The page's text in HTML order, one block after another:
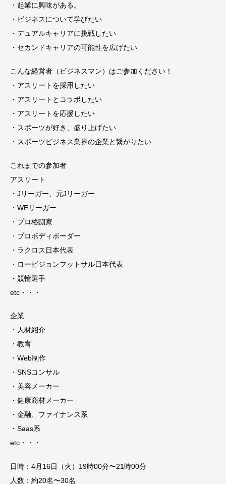
・起業に興味がある。
・ビジネスについて学びたい
・デュアルキャリアに挑戦したい
・セカンドキャリアの可能性を広げたい
こんな経営者（ビジネスマン）はご参加ください！
・アスリートを採用したい
・アスリートとコラボしたい
・アスリートを応援したい
・スポーツが好き、盛り上げたい
・スポーツビジネス業界の企業と繋がりたい
これまでの参加者
アスリート
・Jリーガー、元Jリーガー
・WEリーガー
・プロ格闘家
・プロボディボーダー
・ラクロス日本代表
・ロービジョンフットサル日本代表
・競輪選手
etc・・・
企業
・人材紹介
・教育
・Web制作
・SNSコンサル
・美容メーカー
・健康商材メーカー
・金融、ファイナンス系
・Saas系
etc・・・
日時：4月16日（火）19時00分〜21時00分
人数：約20名〜30名